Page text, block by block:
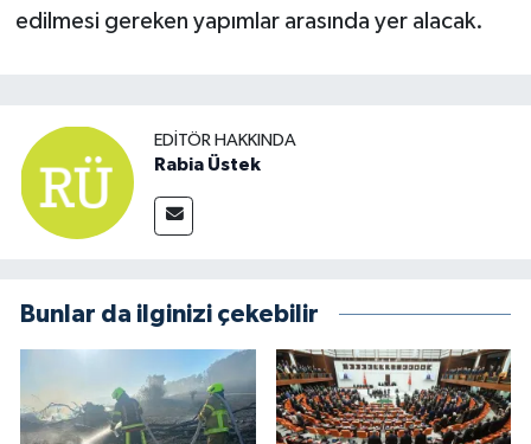
edilmesi gereken yapımlar arasında yer alacak.
EDITÖR HAKKINDA
Rabia Üstek
Bunlar da ilginizi çekebilir